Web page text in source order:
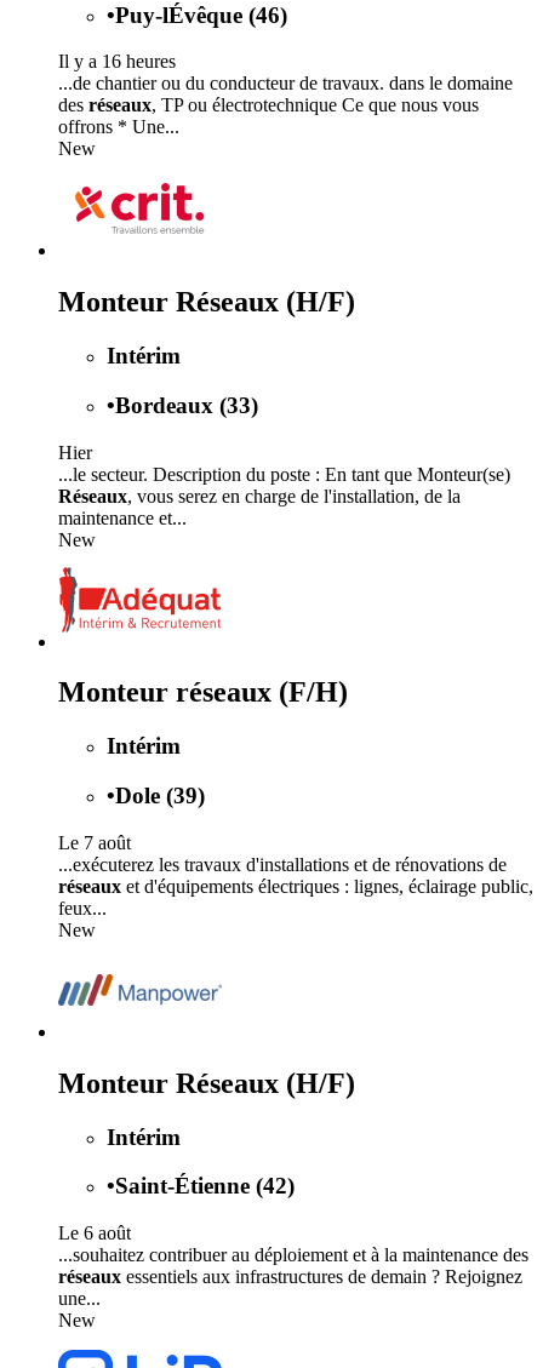
•Puy-lÉvêque (46)
Il y a 16 heures
...de chantier ou du conducteur de travaux. dans le domaine
des réseaux, TP ou électrotechnique Ce que nous vous
offrons * Une...
New
Monteur Réseaux (H/F)
Intérim
•Bordeaux (33)
Hier
...le secteur. Description du poste : En tant que Monteur(se)
Réseaux, vous serez en charge de l'installation, de la
maintenance et...
New
Monteur réseaux (F/H)
Intérim
•Dole (39)
Le 7 août
...exécuterez les travaux d'installations et de rénovations de
réseaux et d'équipements électriques : lignes, éclairage public,
feux...
New
Monteur Réseaux (H/F)
Intérim
•Saint-Étienne (42)
Le 6 août
...souhaitez contribuer au déploiement et à la maintenance des
réseaux essentiels aux infrastructures de demain ? Rejoignez
une...
New